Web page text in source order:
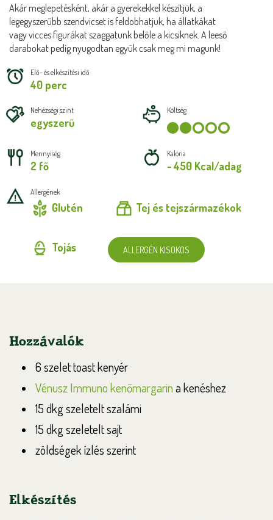
Akár meglepetésként, akár a gyerekekkel készítjük, a
legegyszerűbb szendvicset is feldobhatjuk, ha állatkákat
vagy vicces figurákat szaggatunk belőle a kicsiknek. A leeső
darabokat pedig nyugodtan együk csak meg mi magunk!
Elő- és elkészítési idő
40 perc
Nehézségi szint
egyszerű
Költség
Mennyiség
2 fő
Kalória
~ 450 Kcal/adag
Allergének
Glutén Tej és tejszármazékok
Tojás ALLERGÉN KISOKOS
Hozzávalók
6 szelet toast kenyér
Vénusz Immuno kenőmargarina kenéshez
15 dkg szeletelt szalámi
15 dkg szeletelt sajt
zöldségek ízlés szerint
Elkészítés